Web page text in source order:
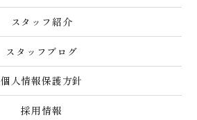
スタッフ紹介
スタッフブログ
個人情報保護方針
採用情報